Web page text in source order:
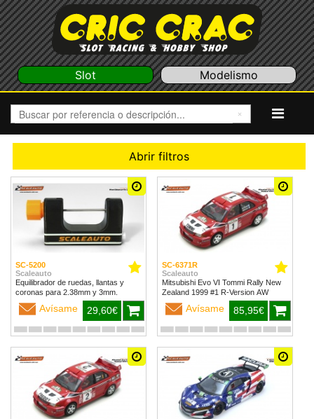
Slot Modelismo
Abrir filtros
SC-5200
Scaleauto
Equilibrador de ruedas, llantas y
coronas para 2.38mm y 3mm.
Avísame 29,60€
SC-6371R
Scaleauto
Mitsubishi Evo VI Tommi Rally New
Zealand 1999 #1 R-Version AW
Avísame 85,95€